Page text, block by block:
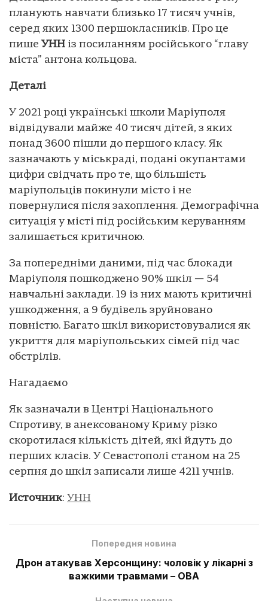
планують навчати близько 17 тисяч учнів,
серед яких 1300 першокласників. Про це
пише УНН із посиланням російського “главу
міста” антона кольцова.
Деталі
У 2021 році українські школи Маріуполя
відвідували майже 40 тисяч дітей, з яких
понад 3600 пішли до першого класу. Як
зазначають у міськраді, подані окупантами
цифри свідчать про те, що більшість
маріупольців покинули місто і не
повернулися після захоплення. Демографічна
ситуація у місті під російським керуванням
залишається критичною.
За попередніми даними, під час блокади
Маріуполя пошкоджено 90% шкіл — 54
навчальні заклади. 19 із них мають критичні
ушкодження, а 9 будівель зруйновано
повністю. Багато шкіл використовувалися як
укриття для маріупольських сімей під час
обстрілів.
Нагадаємо
Як зазначали в Центрі Національного
Спротиву, в анексованому Криму різко
скоротилася кількість дітей, які йдуть до
перших класів. У Севастополі станом на 25
серпня до шкіл записали лише 4211 учнів.
Источник: УНН
Попередня новина
Дрон атакував Херсонщину: чоловік у лікарні з
важкими травмами – ОВА